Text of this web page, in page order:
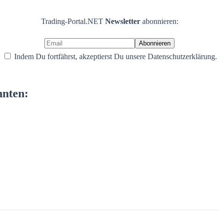
Trading-Portal.NET Newsletter abonnieren:
Indem Du fortfährst, akzeptierst Du unsere Datenschutzerklärung.